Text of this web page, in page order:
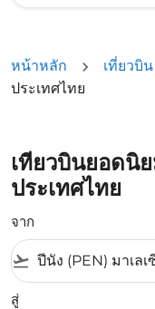
หน้าหลัก เที่ยวบิน
ประเทศไทย
เที่ยวบินยอดนิ
ประเทศไทย
จาก
flight_takeoff
สู่